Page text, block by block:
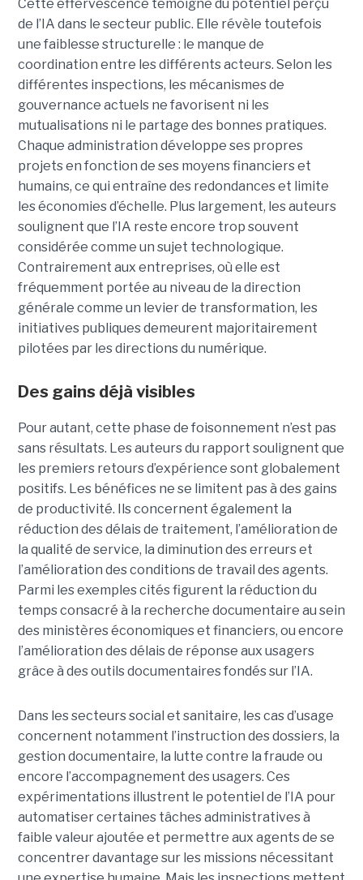
Cette effervescence témoigne du potentiel perçu
de l’IA dans le secteur public. Elle révèle toutefois
une faiblesse structurelle : le manque de
coordination entre les différents acteurs. Selon les
différentes inspections, les mécanismes de
gouvernance actuels ne favorisent ni les
mutualisations ni le partage des bonnes pratiques.
Chaque administration développe ses propres
projets en fonction de ses moyens financiers et
humains, ce qui entraîne des redondances et limite
les économies d’échelle. Plus largement, les auteurs
soulignent que l’IA reste encore trop souvent
considérée comme un sujet technologique.
Contrairement aux entreprises, où elle est
fréquemment portée au niveau de la direction
générale comme un levier de transformation, les
initiatives publiques demeurent majoritairement
pilotées par les directions du numérique.
Des gains déjà visibles
Pour autant, cette phase de foisonnement n’est pas
sans résultats. Les auteurs du rapport soulignent que
les premiers retours d’expérience sont globalement
positifs. Les bénéfices ne se limitent pas à des gains
de productivité. Ils concernent également la
réduction des délais de traitement, l’amélioration de
la qualité de service, la diminution des erreurs et
l’amélioration des conditions de travail des agents.
Parmi les exemples cités figurent la réduction du
temps consacré à la recherche documentaire au sein
des ministères économiques et financiers, ou encore
l’amélioration des délais de réponse aux usagers
grâce à des outils documentaires fondés sur l’IA.
Dans les secteurs social et sanitaire, les cas d’usage
concernent notamment l’instruction des dossiers, la
gestion documentaire, la lutte contre la fraude ou
encore l’accompagnement des usagers. Ces
expérimentations illustrent le potentiel de l’IA pour
automatiser certaines tâches administratives à
faible valeur ajoutée et permettre aux agents de se
concentrer davantage sur les missions nécessitant